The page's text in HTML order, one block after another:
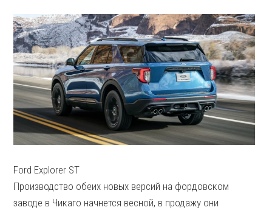
Ford Explorer ST
Производство обеих новых версий на фордовском
заводе в Чикаго начнется весной, в продажу они